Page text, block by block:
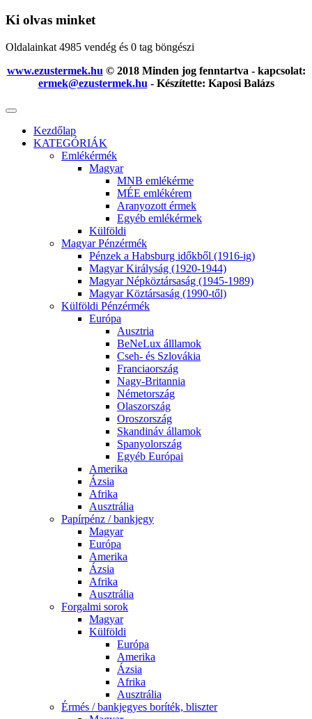
Ki olvas minket
Oldalainkat 4985 vendég és 0 tag böngészi
www.ezustermek.hu © 2018 Minden jog fenntartva - kapcsolat:
ermek@ezustermek.hu - Készítette: Kaposi Balázs
Kezdőlap
KATEGÓRIÁK
Emlékérmék
Magyar
MNB emlékérme
MÉE emlékérem
Aranyozott érmek
Egyéb emlékérmek
Külföldi
Magyar Pénzérmék
Pénzek a Habsburg időkből (1916-ig)
Magyar Királyság (1920-1944)
Magyar Népköztársaság (1945-1989)
Magyar Köztársaság (1990-től)
Külföldi Pénzérmék
Európa
Ausztria
BeNeLux álllamok
Cseh- és Szlovákia
Franciaország
Nagy-Britannia
Németország
Olaszország
Oroszország
Skandináv államok
Spanyolország
Egyéb Európai
Amerika
Ázsia
Afrika
Ausztrália
Papírpénz / bankjegy
Magyar
Európa
Amerika
Ázsia
Afrika
Ausztrália
Forgalmi sorok
Magyar
Külföldi
Európa
Amerika
Ázsia
Afrika
Ausztrália
Érmés / bankjegyes boríték, bliszter